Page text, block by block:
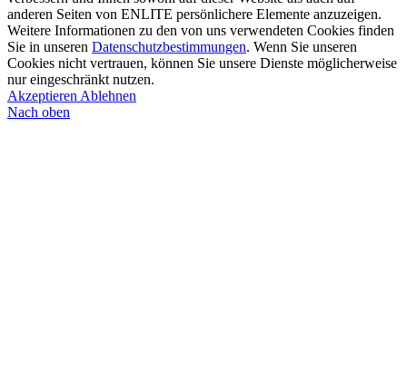
anderen Seiten von ENLITE persönlichere Elemente anzuzeigen.
Weitere Informationen zu den von uns verwendeten Cookies finden
Sie in unseren Datenschutzbestimmungen. Wenn Sie unseren
Cookies nicht vertrauen, können Sie unsere Dienste möglicherweise
nur eingeschränkt nutzen.
Akzeptieren Ablehnen
Nach oben